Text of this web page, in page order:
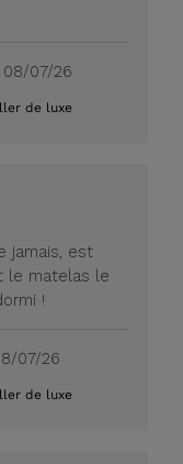
Date
publication
08/07/26
de luxe
jamais, est
le matelas le
!
Date
publication
07/26
de luxe